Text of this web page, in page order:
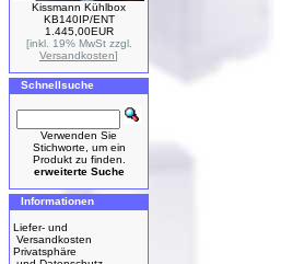
Kissmann Kühlbox
KB140IP/ENT
1.445,00EUR
[inkl. 19% MwSt zzgl.
Versandkosten]
Schnellsuche
Verwenden Sie
Stichworte, um ein
Produkt zu finden.
erweiterte Suche
Informationen
Liefer- und
Versandkosten
Privatsphäre